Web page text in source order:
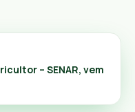
– SENAR, vem